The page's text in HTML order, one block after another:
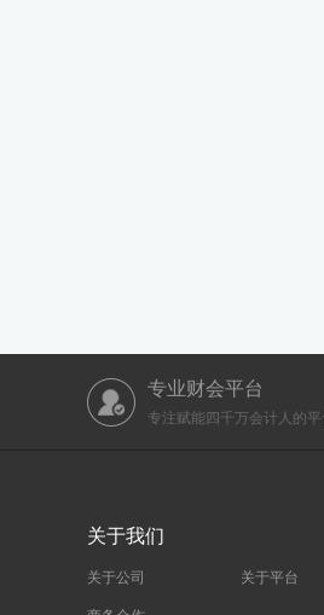
专业财会平台
专注赋能四千万会计人的平
关于我们
关于公司 关于平台